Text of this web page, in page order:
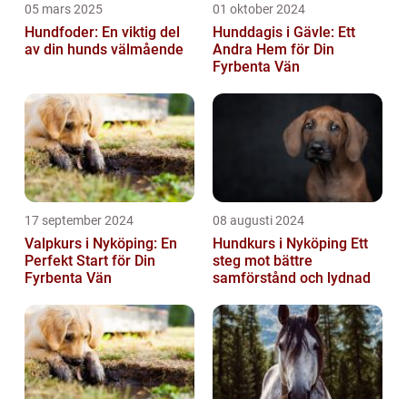
05 mars 2025
Hundfoder: En viktig del
av din hunds välmående
01 oktober 2024
Hunddagis i Gävle: Ett
Andra Hem för Din
Fyrbenta Vän
17 september 2024
Valpkurs i Nyköping: En
Perfekt Start för Din
Fyrbenta Vän
08 augusti 2024
Hundkurs i Nyköping Ett
steg mot bättre
samförstånd och lydnad